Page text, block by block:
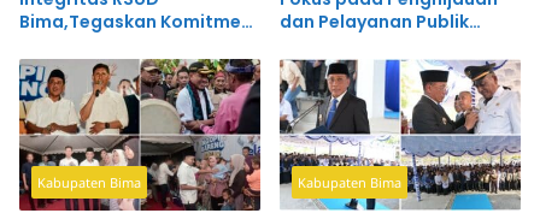
Bima,Tegaskan Komitmen
Bersih dan Profesional
dan Pelayanan Publik
Kabupaten Bima Kabupaten Bima